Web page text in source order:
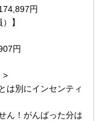
円
】
円
>
は別にインセンティ
ん！がんばった分は